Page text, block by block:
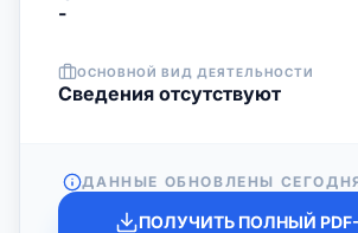
-
ОСНОВНОЙ ВИД ДЕЯТЕЛЬНОСТИ
Cведения отсутствуют
ДАННЫЕ ОБНОВЛЕНЫ
ПОЛУЧИТЬ ПОЛНЫЙ